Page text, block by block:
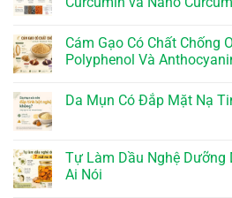
Cám Gạo Có Chất Chống
Polyphenol Và
Da Mụn Có Đắp Mặt Nạ
Tự Làm Dầu Nghệ Dưỡng
Ai Nói